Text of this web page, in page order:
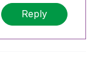
Reply